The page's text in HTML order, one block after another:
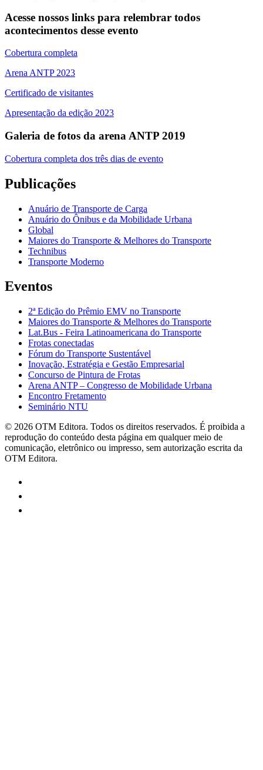
Acesse nossos links para relembrar todos
acontecimentos desse evento
Cobertura completa
Arena ANTP 2023
Certificado de visitantes
Apresentação da edição 2023
Galeria de fotos da arena ANTP 2019
Cobertura completa dos três dias de evento
Publicações
Anuário de Transporte de Carga
Anuário do Ônibus e da Mobilidade Urbana
Global
Maiores do Transporte & Melhores do Transporte
Technibus
Transporte Moderno
Eventos
2ª Edição do Prêmio EMV no Transporte
Maiores do Transporte & Melhores do Transporte
Lat.Bus - Feira Latinoamericana do Transporte
Frotas conectadas
Fórum do Transporte Sustentável
Inovação, Estratégia e Gestão Empresarial
Concurso de Pintura de Frotas
Arena ANTP – Congresso de Mobilidade Urbana
Encontro Fretamento
Seminário NTU
© 2026 OTM Editora. Todos os direitos reservados. É proibida a
reprodução do conteúdo desta página em qualquer meio de
comunicação, eletrônico ou impresso, sem autorização escrita da
OTM Editora.